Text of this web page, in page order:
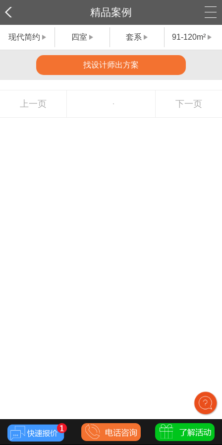
精品案例
现代简约 四室 套系 91-120m²
找设计师出方案
上一页 下一页